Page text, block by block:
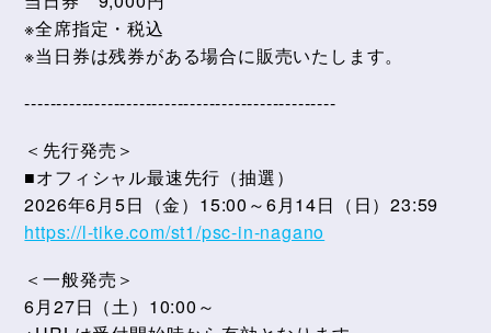
※全席指定・税込
※当日券は残券がある場合に販売いたします。
-------------------------------------------------
＜先行発売＞
■オフィシャル最速先行（抽選）
2026年6月5日（金）15:00～6月14日（日）23:59
https://l-tike.com/st1/psc-in-nagano
＜一般発売＞
6月27日（土）10:00～